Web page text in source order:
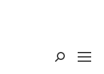
Search: